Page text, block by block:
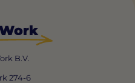
B.V.
274-6